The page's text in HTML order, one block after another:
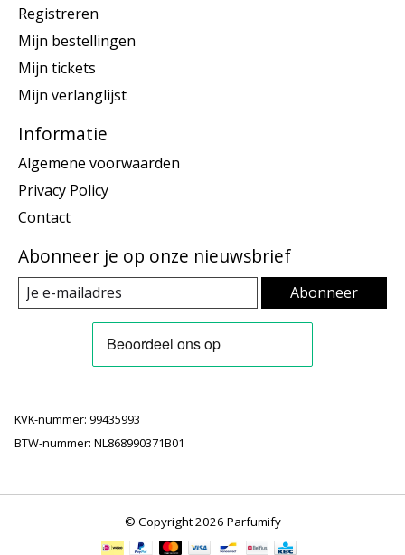
Registreren
Mijn bestellingen
Mijn tickets
Mijn verlanglijst
Informatie
Algemene voorwaarden
Privacy Policy
Contact
Abonneer je op onze nieuwsbrief
Abonneer
KVK-nummer: 99435993
BTW-nummer: NL868990371B01
© Copyright 2026 Parfumify